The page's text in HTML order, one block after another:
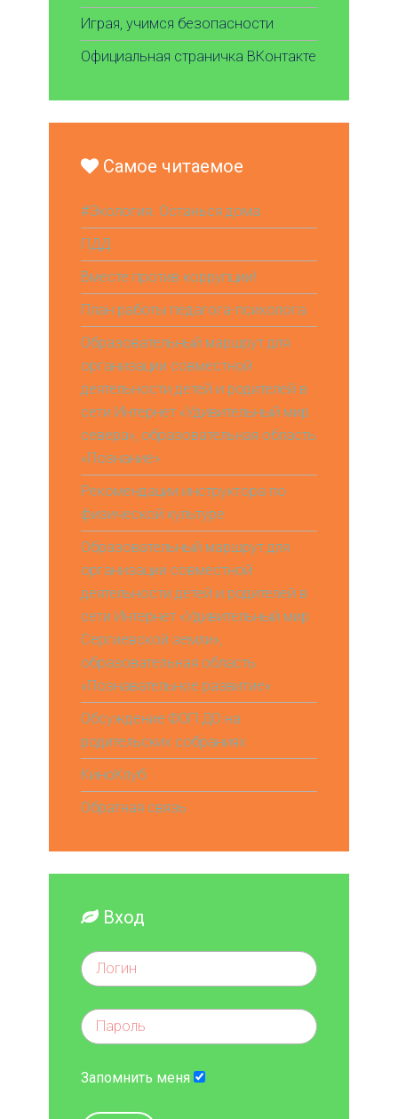
Играя, учимся безопасности
Официальная страничка ВКонтакте
Самое читаемое
#Экология. Останься дома
ПДД
Вместе против коррупции!
План работы педагога-психолога
Образовательный маршрут для
организации совместной
деятельности детей и родителей в
сети Интернет «Удивительный мир
севера», образовательная область
«Познание»
Рекомендации инструктора по
физической культуре
Образовательный маршрут для
организации совместной
деятельности детей и родителей в
сети Интернет «Удивительный мир
Сергиевской земли»,
образовательная область
«Познавательное развитие»
Обсуждение ФОП ДО на
родительских собраниях
КиноКлуб
Обратная связь
Вход
Запомнить меня